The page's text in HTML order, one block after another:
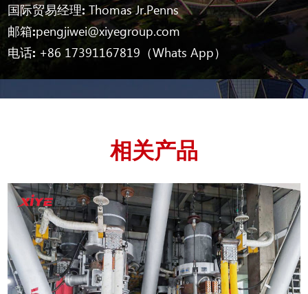
国际贸易经理:Thomas Jr.Penns
邮箱:pengjiwei@xiyegroup.com
电话: +86 17391167819（Whats App）
相关产品